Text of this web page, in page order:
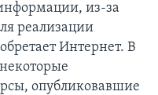
из-за
реализации
Интернет. В
опубликовавшие